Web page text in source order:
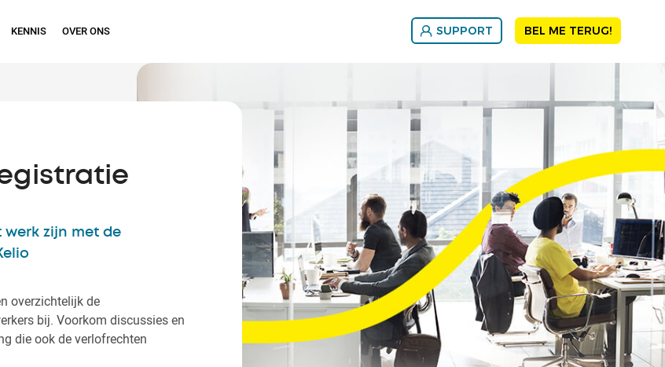
KENNIS OVER ONS SUPPORT BEL ME TERUG!
werk zijn met de
overzichtelijk de
bij. Voorkom discussies en
die ook de verlofrechten